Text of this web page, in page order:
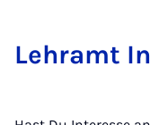
Lehr­amt